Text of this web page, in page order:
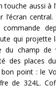
aussi à
l’écran
qui
champ de
des places
point : le
de 324L.